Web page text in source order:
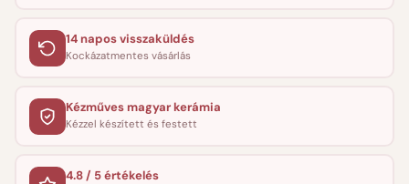
14 napos visszaküldés
Kockázatmentes vásárlás
Kézműves magyar kerámia
Kézzel készített és festett
4.8 / 5 értékelés